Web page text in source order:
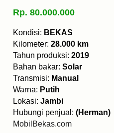
Rp. 80.000.000
Kondisi: BEKAS
Kilometer: 28.000 km
Tahun produksi: 2019
Bahan bakar: Solar
Transmisi: Manual
Warna: Putih
Lokasi: Jambi
Hubungi penjual: (Herman)
MobilBekas.com